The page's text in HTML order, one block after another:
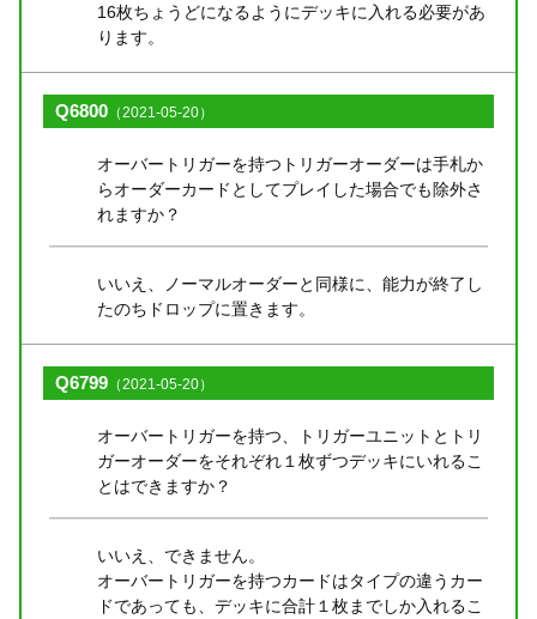
16枚ちょうどになるようにデッキに入れる必要があ
ります。
Q6800 （2021-05-20）
オーバートリガーを持つトリガーオーダーは手札か
らオーダーカードとしてプレイした場合でも除外さ
れますか？
いいえ、ノーマルオーダーと同様に、能力が終了し
たのちドロップに置きます。
Q6799 （2021-05-20）
オーバートリガーを持つ、トリガーユニットとトリ
ガーオーダーをそれぞれ１枚ずつデッキにいれるこ
とはできますか？
いいえ、できません。
オーバートリガーを持つカードはタイプの違うカー
ドであっても、デッキに合計１枚までしか入れるこ